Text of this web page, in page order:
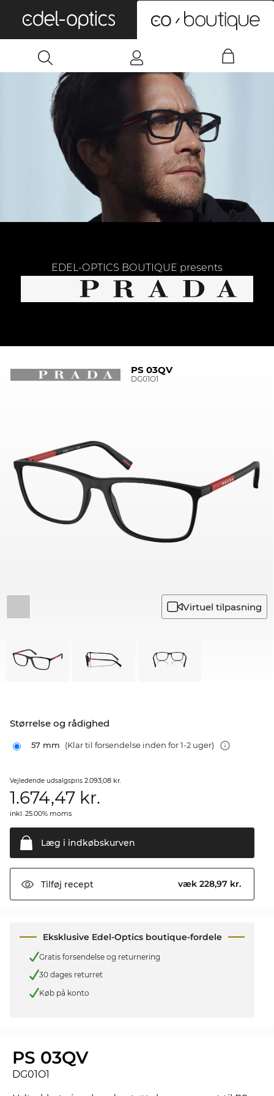
EDEL-OPTICS BOUTIQUE presents
PS 03QV
DG01O1
Virtuel tilpasning
Størrelse og rådighed
57 mm (Klar til forsendelse inden for 1-2 uger)
Vejledende udsalgspris 2.093,08 kr.
1.674,47 kr.
inkl. 25.00% moms
Læg i indkøbskurven
Tilføj recept væk 228,97 kr.
Eksklusive Edel-Optics boutique-fordele
Gratis forsendelse og returnering
30 dages returret
Køb på konto
PS 03QV
DG01O1